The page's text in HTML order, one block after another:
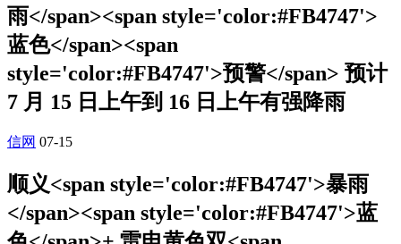
雨</span><span style='color:#FB4747'>
蓝色</span><span
style='color:#FB4747'>预警</span> 预计
7 月 15 日上午到 16 日上午有强降雨
信网 07-15
顺义<span style='color:#FB4747'>暴雨
</span><span style='color:#FB4747'>蓝